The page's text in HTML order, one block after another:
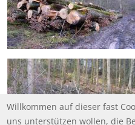
Willkommen auf dieser fast
uns unterstützen wollen, die